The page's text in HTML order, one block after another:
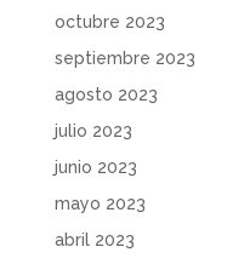
octubre 2023
septiembre 2023
agosto 2023
julio 2023
junio 2023
mayo 2023
abril 2023